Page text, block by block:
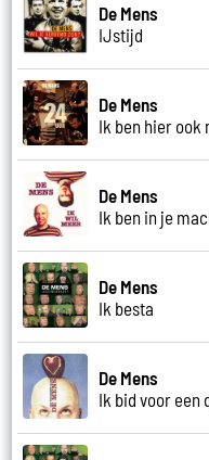
De Mens
IJstijd
De Mens
Ik ben hier ook
De Mens
Ik ben in je
De Mens
Ik besta
De Mens
Ik bid voor een